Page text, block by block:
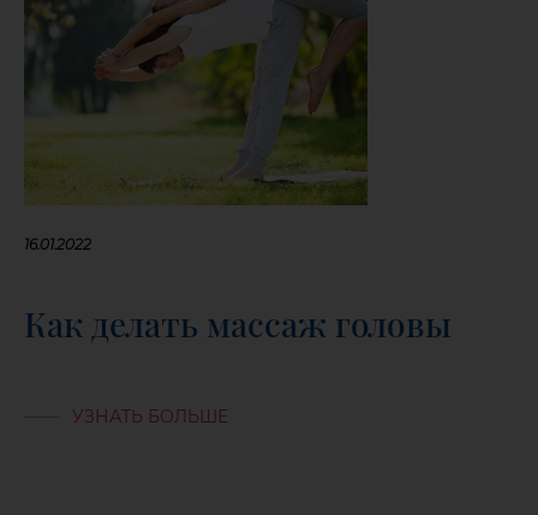
16.01.2022
Как делать массаж головы
УЗНАТЬ БОЛЬШЕ